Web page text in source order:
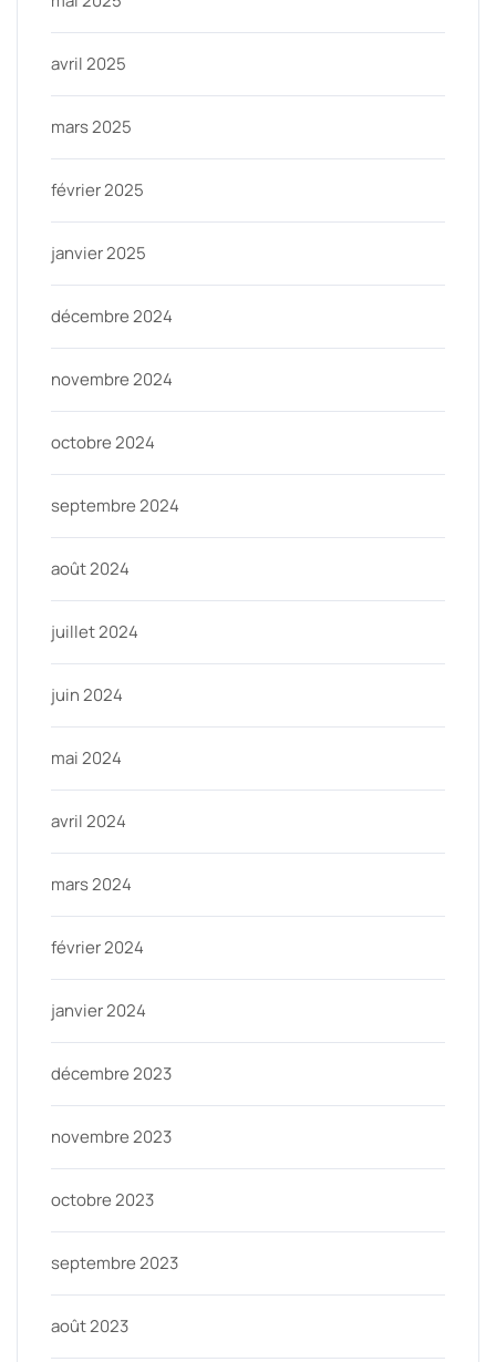
avril 2025
mars 2025
février 2025
janvier 2025
décembre 2024
novembre 2024
octobre 2024
septembre 2024
août 2024
juillet 2024
juin 2024
mai 2024
avril 2024
mars 2024
février 2024
janvier 2024
décembre 2023
novembre 2023
octobre 2023
septembre 2023
août 2023